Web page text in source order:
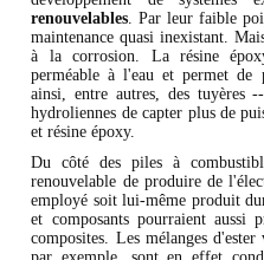
renouvelables. Par leur faible
maintenance quasi inexistant.
à la corrosion. La résine
perméable à l'eau et permet de
ainsi, entre autres, des tuyères
hydroliennes de capter plus de
et résine époxy.
Du côté des piles à
renouvelable de produire de
employé soit lui-même produit
et composants pourraient aussi
composites. Les mélanges